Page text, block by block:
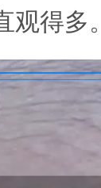
观得多。